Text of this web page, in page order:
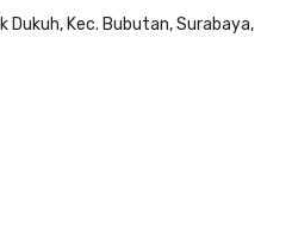
Dukuh, Kec. Bubutan, Surabaya,